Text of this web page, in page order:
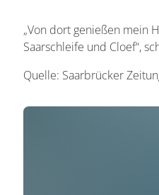
„Von dort genießen mein
Saarschleife und Cloef“,
Quelle: Saarbrücker